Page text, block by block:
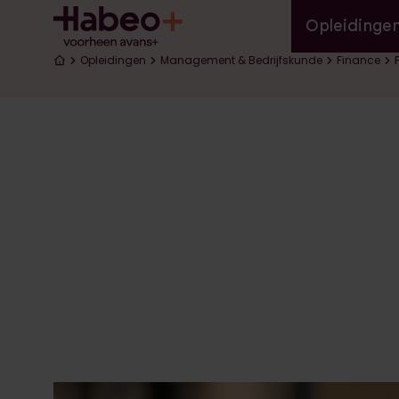
Overslaan en naar de inhoud gaan
Kruimelpad
Opleidingen Management & Bedrijfskunde Finance